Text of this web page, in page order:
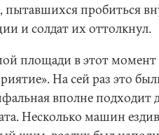
пытавшихся пробиться
и солдат их оттолкнул.
площади в этот
На сей раз это
вполне подходит
Несколько машин